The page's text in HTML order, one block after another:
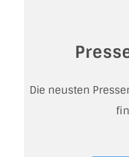
Die neusten